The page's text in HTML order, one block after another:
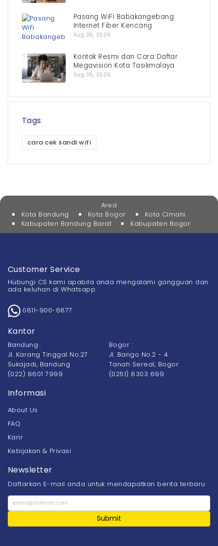
Pasang WiFi Babakangebang:
Internet Fiber Kencang
Aug 05, 2026
Kontak Resmi dan Cara Daftar
Megavision Kota Tasikmalaya
Aug 05, 2026
Tags
cara cek sandi wifi
Area
Kota Bandung
Kota Bogor
Kota Cimahi
Kabupaten Bandung Barat
Kabupaten Bogor
Customer Service
Hubungi CS kami apabila anda mengalami gangguan dan
ada keluhan di Whatsapp
0811-900-6877
Kantor
Bandung :
Jl. Karang Tinggal No.27
Sukajadi, Bandung
(022) 8601 7999
Bogor :
Jl. Bango No.2 - 4
Tanah Sereal, Bogor
(0251) 8303 699
Informasi
About Us
FAQ
Karir
Kebijakan & Privasi
Newsletter
Daftarkan E-mail anda untuk mendapatkan berita terbaru
Submit